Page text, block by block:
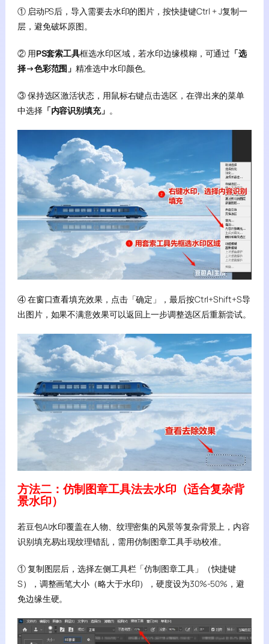
① 启动PS后，导入需要去水印的图片，按快捷键Ctrl + J复制一
层，避免破坏原图。
② 用PS套索工具框选水印区域，若水印边缘模糊，可通过 「选
择→色彩范围」精准选中水印颜色。
③ 保持选区激活状态，用鼠标右键点击选区，在弹出来的菜单
中选择「内容识别填充」 。
④ 在窗口查看填充效果，点击「确定」，最后按Ctrl+Shift+S导
出图片，如果不满意效果可以返回上一步调整选区后重新尝试。
方法二：仿制图章工具法去水印（适合复杂背
景水印）
若豆包AI水印覆盖在人物、纹理密集的风景等复杂背景上，内容
识别填充易出现纹理错乱，需用仿制图章工具手动校准。
① 复制图层后，选择左侧工具栏「仿制图章工具」（快捷键
S），调整画笔大小（略大于水印），硬度设为30%-50%，避
免边缘生硬。